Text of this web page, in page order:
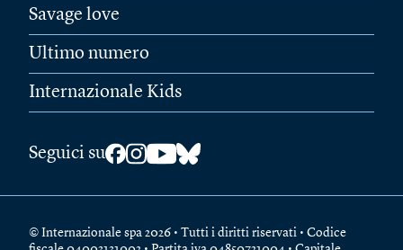
Savage love
Ultimo numero
Internazionale Kids
Seguici su
© Internazionale spa 2026 • Tutti i diritti riservati • Codice